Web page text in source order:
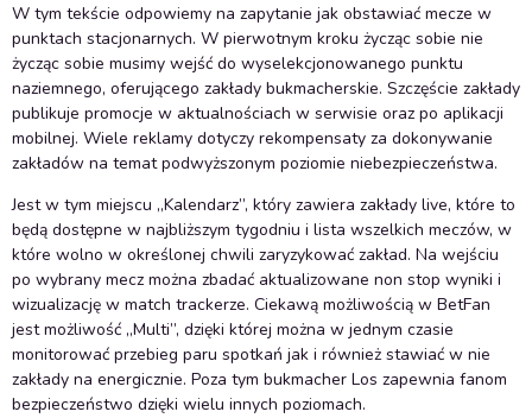
W tym tekście odpowiemy na zapytanie jak obstawiać mecze w
punktach stacjonarnych. W pierwotnym kroku życząc sobie nie
życząc sobie musimy wejść do wyselekcjonowanego punktu
naziemnego, oferującego zakłady bukmacherskie. Szczęście zakłady
publikuje promocje w aktualnościach w serwisie oraz po aplikacji
mobilnej. Wiele reklamy dotyczy rekompensaty za dokonywanie
zakładów na temat podwyższonym poziomie niebezpieczeństwa.
Jest w tym miejscu „Kalendarz”, który zawiera zakłady live, które to
będą dostępne w najbliższym tygodniu i lista wszelkich meczów, w
które wolno w określonej chwili zaryzykować zakład. Na wejściu
po wybrany mecz można zbadać aktualizowane non stop wyniki i
wizualizację w match trackerze. Ciekawą możliwością w BetFan
jest możliwość „Multi”, dzięki której można w jednym czasie
monitorować przebieg paru spotkań jak i również stawiać w nie
zakłady na energicznie. Poza tym bukmacher Los zapewnia fanom
bezpieczeństwo dzięki wielu innych poziomach.